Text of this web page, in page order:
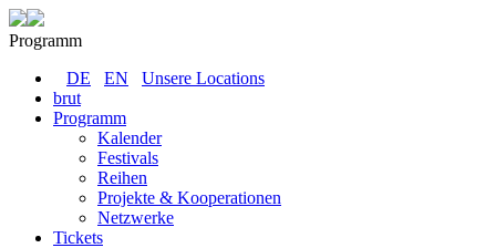
Programm
DE
EN
Unsere Locations
brut
Programm
Kalender
Festivals
Reihen
Projekte & Kooperationen
Netzwerke
Tickets